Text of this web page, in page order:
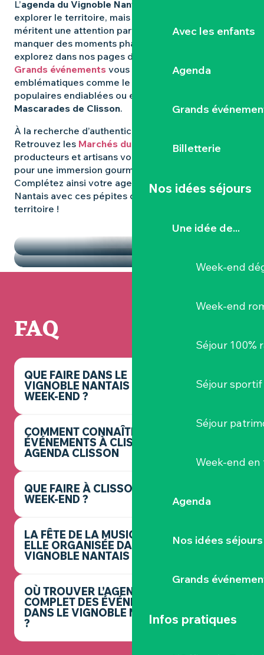
Avec les enfants
Agenda
Grands
Billetterie
Nos idées séjours
Une idée de...
Week-end
Week-end
Séjour 100%
Séjour sportif
Séjour
Week-end
Agenda
Nos idées séjours
Grands
Infos pratiques
L’agenda du Vignoble Nantais
explorer le territoire, mais certaines expériences
méritent une attention particulière. Pour ne rien
manquer des moments phares qui animent la région,
explorez dans nos pages dédiées : les
Grands événements vous révèlent les rendez-vous
emblématiques comme le
populaires endiablées ou encore les mystérieuses
Mascarades de Clisson.
À la recherche d’authenticité et de
Retrouvez les Marchés du Vignoble Nantais, où
producteurs et artisans vous donnent rendez-vous
pour une immersion gourmande et conviviale.
Complétez ainsi votre agenda dans le Vignoble
Nantais avec ces pépites qui font la richesse du
territoire !
LES MARCHÉS
FAQ
QUE FAIRE DANS LE
VIGNOBLE NANTAIS CE
WEEK-END ?
COMMENT CONNAÎTRE LES
ÉVÉNEMENTS À CLISSON ? -
AGENDA CLISSON
QUE FAIRE À CLISSON CE
WEEK-END ?
LA FÊTE DE LA MUSIQUE EST-
ELLE ORGANISÉE DANS LE
VIGNOBLE NANTAIS ?
OÙ TROUVER L’AGENDA
COMPLET DES ÉVÉNEMENTS
DANS LE VIGNOBLE NANTAIS
?